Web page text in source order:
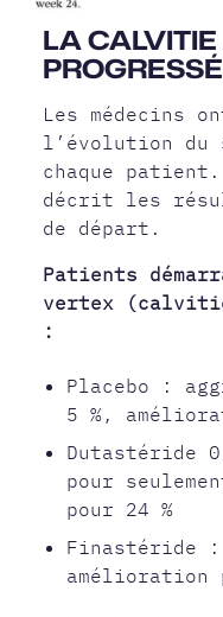
LA CALVITIE
Les médecins
l’évolution du
chaque
décrit les
de départ.
Patients
vertex (calvitie
:
Placebo :
5 %,
Dutastéride
pour
pour 24 %
Finastéride :
amélioration